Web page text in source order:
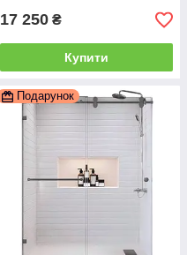
17 250 ₴
Купити
Подарунок